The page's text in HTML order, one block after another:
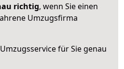
richtig, wenn Sie einen
Umzugsfirma
für Sie genau